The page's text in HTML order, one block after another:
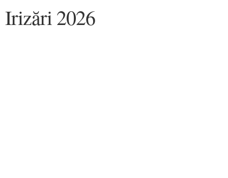
Irizări 2026